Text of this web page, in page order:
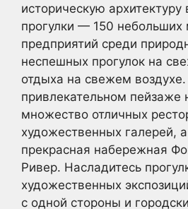
историческую архитектуру
прогулки — 150 небольших
предприятий среди
неспешных прогулок на
отдыха на свежем
привлекательном пейзаже
множество отличных
художественных галерей,
прекрасная набережная
Ривер. Насладитесь
художественных
с одной стороны и